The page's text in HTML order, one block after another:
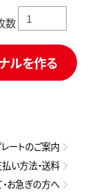
数
ルを作る
ートのご案内
い方法・送料
お急ぎの方へ